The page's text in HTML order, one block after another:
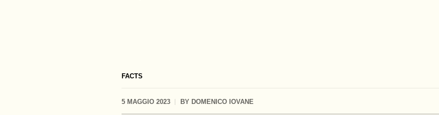
FACTS
5 MAGGIO 2023 BY DOMENICO IOVANE